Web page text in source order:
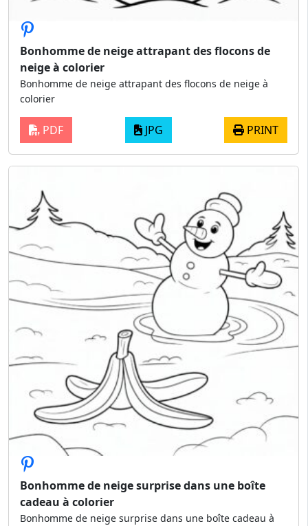
Bonhomme de neige attrapant des flocons de
neige à colorier
Bonhomme de neige attrapant des flocons de neige à
colorier
PDF JPG PRINT
Bonhomme de neige surprise dans une boîte
cadeau à colorier
Bonhomme de neige surprise dans une boîte cadeau à